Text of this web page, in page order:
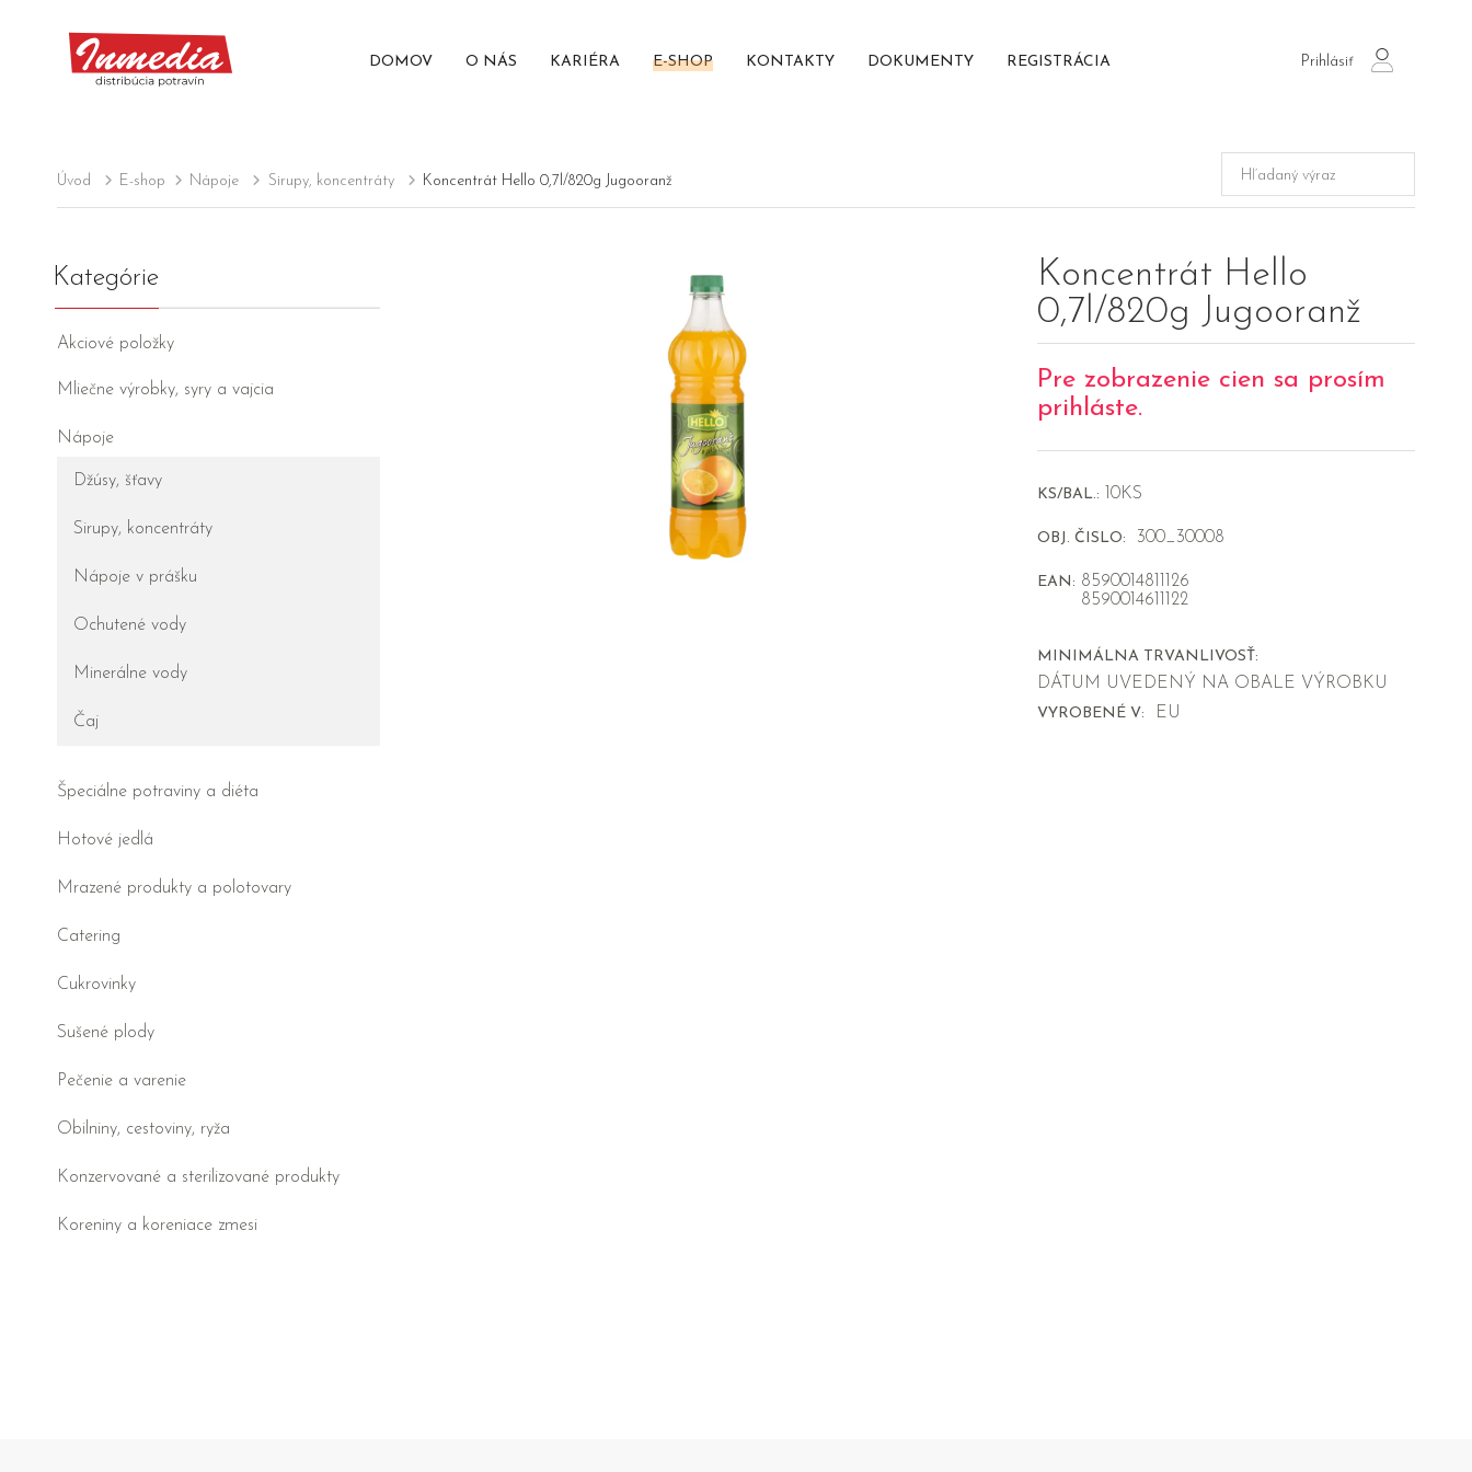
DOMOV O NÁS KARIÉRA E-SHOP KONTAKTY DOKUMENTY REGISTRÁCIA Prihlásiť
login
Úvod E-shop Nápoje Sirupy, koncentráty Koncentrát Hello 0,7l/820g Jugooranž
Kategórie
Akciové položky
Mliečne výrobky, syry a vajcia
Nápoje
Džúsy, šťavy
Sirupy, koncentráty
Nápoje v prášku
Ochutené vody
Minerálne vody
Čaj
Špeciálne potraviny a diéta
Hotové jedlá
Mrazené produkty a polotovary
Catering
Cukrovinky
Sušené plody
Pečenie a varenie
Obilniny, cestoviny, ryža
Konzervované a sterilizované produkty
Koreniny a koreniace zmesi
Koncentrát Hello
0,7l/820g Jugooranž
Pre zobrazenie cien sa prosím
prihláste.
KS/BAL.: 10KS
OBJ. ČISLO: 300_30008
EAN: 8590014811126
8590014611122
MINIMÁLNA TRVANLIVOSŤ:
DÁTUM UVEDENÝ NA OBALE VÝROBKU
VYROBENÉ V: EU